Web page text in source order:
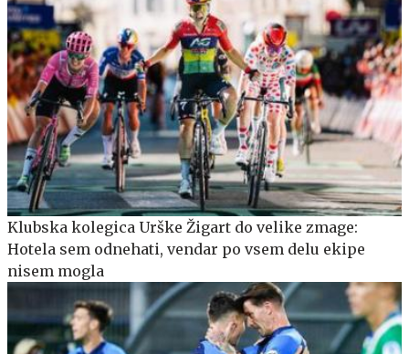
Klubska kolegica Urške Žigart do velike zmage:
Hotela sem odnehati, vendar po vsem delu ekipe
nisem mogla